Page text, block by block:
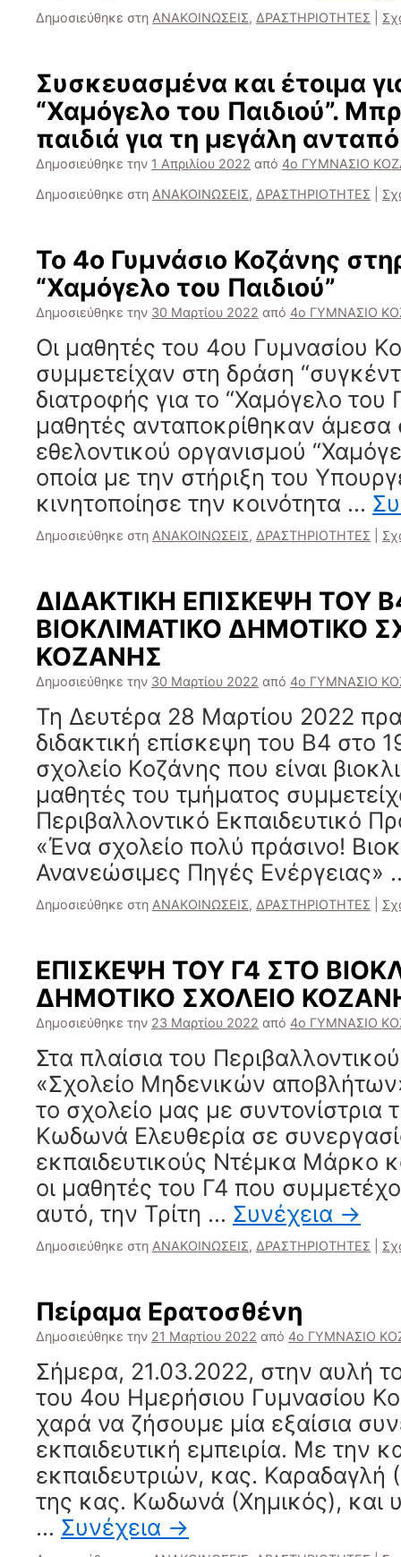
Δημοσιεύθηκε στη ΑΝΑΚΟΙΝΩΣΕΙΣ, ΔΡΑΣΤΗΡΙΟΤΗΤΕΣ
Συσκευασμένα και έτοιμα
“Χαμόγελο του Παιδιού”.
παιδιά για τη μεγάλη
Δημοσιεύθηκε την 1 Απριλίου 2022 από 4ο ΓΥΜΝΑΣΙΟ
Δημοσιεύθηκε στη ΑΝΑΚΟΙΝΩΣΕΙΣ, ΔΡΑΣΤΗΡΙΟΤΗΤΕΣ
Το 4ο Γυμνάσιο Κοζάνης
“Χαμόγελο του Παιδιού”
Δημοσιεύθηκε την 30 Μαρτίου 2022 από 4ο ΓΥΜΝΑΣΙΟ
Οι μαθητές του 4ου Γυμνασίου
συμμετείχαν στη δράση
διατροφής για το “Χαμόγελο του
μαθητές ανταποκρίθηκαν
εθελοντικού οργανισμού
οποία με την στήριξη του
κινητοποίησε την κοινότητα …
Δημοσιεύθηκε στη ΑΝΑΚΟΙΝΩΣΕΙΣ, ΔΡΑΣΤΗΡΙΟΤΗΤΕΣ
ΔΙΔΑΚΤΙΚΗ ΕΠΙΣΚΕΨΗ ΤΟΥ
ΒΙΟΚΛΙΜΑΤΙΚΟ ΔΗΜΟΤΙΚΟ
ΚΟΖΑΝΗΣ
Δημοσιεύθηκε την 30 Μαρτίου 2022 από 4ο ΓΥΜΝΑΣΙΟ
Τη Δευτέρα 28 Μαρτίου 2022
διδακτική επίσκεψη του Β4 στο
σχολείο Κοζάνης που είναι
μαθητές του τμήματος
Περιβαλλοντικό Εκπαιδευτικό
«Ένα σχολείο πολύ πράσινο!
Ανανεώσιμες Πηγές Ενέργειας»
Δημοσιεύθηκε στη ΑΝΑΚΟΙΝΩΣΕΙΣ, ΔΡΑΣΤΗΡΙΟΤΗΤΕΣ
ΕΠΙΣΚΕΨΗ ΤΟΥ Γ4 ΣΤΟ
ΔΗΜΟΤΙΚΟ ΣΧΟΛΕΙΟ
Δημοσιεύθηκε την 23 Μαρτίου 2022 από 4ο ΓΥΜΝΑΣΙΟ
Στα πλαίσια του
«Σχολείο Μηδενικών
το σχολείο μας με συντονίστρια
Κωδωνά Ελευθερία σε
εκπαιδευτικούς Ντέμκα Μάρκο
οι μαθητές του Γ4 που
αυτό, την Τρίτη … Συνέχεια →
Δημοσιεύθηκε στη ΑΝΑΚΟΙΝΩΣΕΙΣ, ΔΡΑΣΤΗΡΙΟΤΗΤΕΣ
Πείραμα Ερατοσθένη
Δημοσιεύθηκε την 21 Μαρτίου 2022 από 4ο ΓΥΜΝΑΣΙΟ
Σήμερα, 21.03.2022, στην αυλή
του 4ου Ημερήσιου Γυμνασίου
χαρά να ζήσουμε μία εξαίσια
εκπαιδευτική εμπειρία. Με την
εκπαιδευτριών, κας. Καραδαγλή
της κας. Κωδωνά (Χημικός), και
… Συνέχεια →